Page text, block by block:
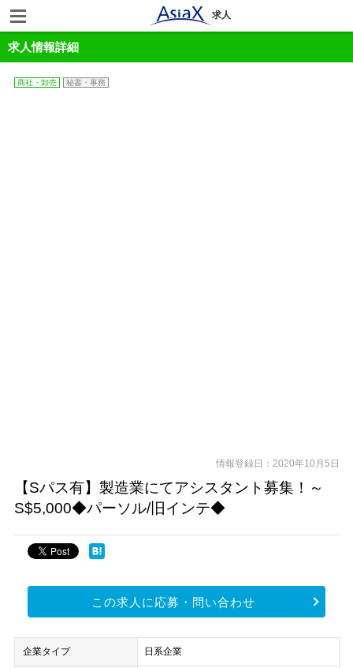
求人
求人情報詳細
商社・卸売 秘書・事務
情報登録日：2020年10月5日
【Sパス有】製造業にてアシスタント募集！～
S$5,000◆パーソル/旧インテ◆
この求人に応募・問い合わせ
企業タイプ 日系企業